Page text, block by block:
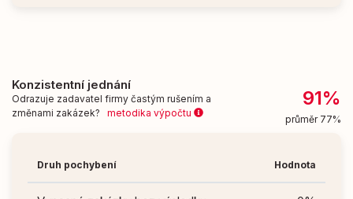
Konzistentní jednání
Odrazuje zadavatel firmy častým rušením a
změnami zakázek? metodika výpočtu
91%
průměr 77%
Druh pochybení Hodnota